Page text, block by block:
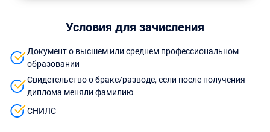
Условия для зачисления
Документ о высшем или среднем профессиональном
образовании
Свидетельство о браке/разводе, если после получения
диплома меняли фамилию
СНИЛС